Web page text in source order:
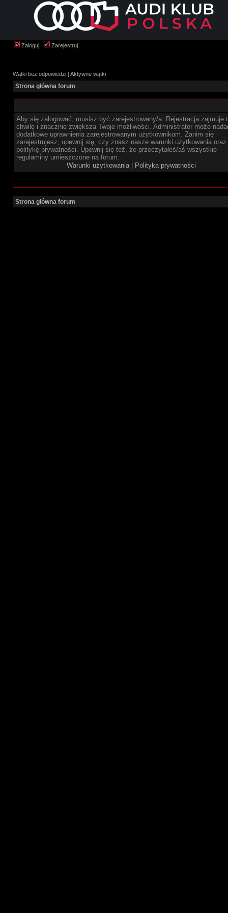
Zaloguj Zarejestruj
Wątki bez odpowiedzi | Aktywne wątki
Strona główna forum
Aby się zalogować, musisz być zarejestrowany/a. Rejestracja zajmuje
chwilę i znacznie zwiększa Twoje możliwości. Administrator może
dodatkowe uprawnienia zarejestrowanym użytkownikom. Zanim się
zarejestrujesz, upewnij się, czy znasz nasze warunki użytkowania oraz
politykę prywatności. Upewnij się też, że przeczytałeś/aś wszystkie
regulaminy umieszczone na forum.
Warunki użytkowania| Polityka prywatności
Strona główna forum